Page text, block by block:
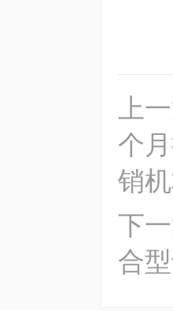
上
个
销
下
合